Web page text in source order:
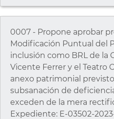
0007 - Propone aprobar
Modificación Puntual del
inclusión como BRL de la
Vicente Ferrer y el Teatro
anexo patrimonial
subsanación de
exceden de la mera
Expediente: E-03502-